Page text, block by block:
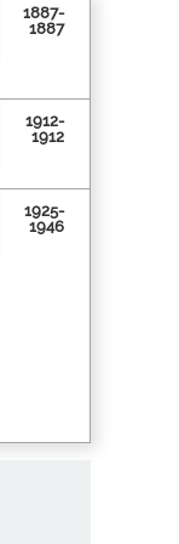
1887-
1887
1912-
1912
1925-
1946